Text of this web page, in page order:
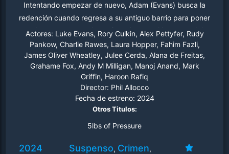
Intentando empezar de nuevo, Adam (Evans) busca la
redención cuando regresa a su antiguo barrio para poner
a descansar a sus demonios mientras el hermano del
hombre que mató busca venganza.
Actores: Luke Evans, Rory Culkin, Alex Pettyfer, Rudy
Pankow, Charlie Rawes, Laura Hopper, Fahim Fazli,
James Oliver Wheatley, Julee Cerda, Alana de Freitas,
Grahame Fox, Andy M Milligan, Manoj Anand, Mark
Griffin, Haroon Rafiq
Director: Phil Allocco
Fecha de estreno: 2024
Otros Titulos:
5lbs of Pressure
2024 Suspenso, Crimen,